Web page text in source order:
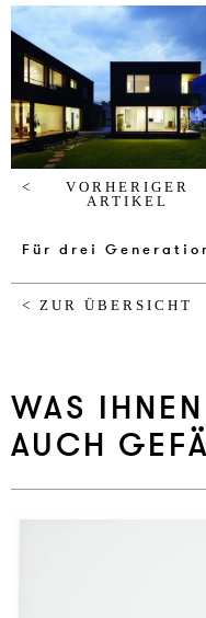
VORHERIGER
ARTIKEL
Für drei
< ZUR ÜBERSICHT
WAS
AUCH